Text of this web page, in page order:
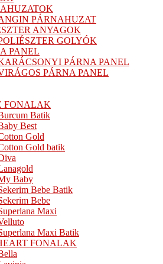
PÁRNAHUZAT
ANYAGOK
GOLYÓK
PANEL
PÁRNA PANEL
PÁRNA PANEL
FONALAK
Batik
Best
Gold
Gold batik
Baby
Bebe Batik
Bebe
Maxi
Maxi Batik
FONALAK